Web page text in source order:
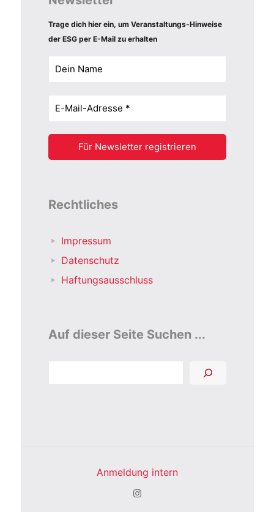
Trage dich hier ein, um Veranstaltungs-Hinweise
der ESG per E-Mail zu erhalten
Rechtliches
Impressum
Datenschutz
Haftungsausschluss
Auf dieser Seite Suchen ...
Anmeldung intern